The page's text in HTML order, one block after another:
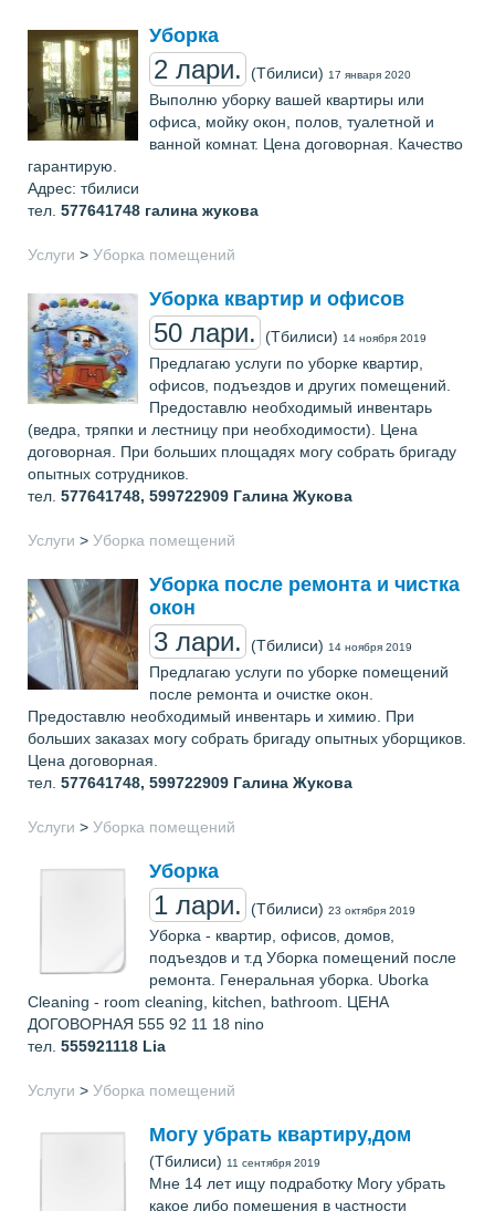
Уборка
2 лари. (Тбилиси) 17 января 2020
Выполню уборку вашей квартиры или
офиса, мойку окон, полов, туалетной и
ванной комнат. Цена договорная. Качество
гарантирую.
Адрес: тбилиси
тел. 577641748 галина жукова
Услуги > Уборка помещений
Уборка квартир и офисов
50 лари. (Тбилиси) 14 ноября 2019
Предлагаю услуги по уборке квартир,
офисов, подъездов и других помещений.
Предоставлю необходимый инвентарь
(ведра, тряпки и лестницу при необходимости). Цена
договорная. При больших площадях могу собрать бригаду
опытных сотрудников.
тел. 577641748, 599722909 Галина Жукова
Услуги > Уборка помещений
Уборка после ремонта и чистка
окон
3 лари. (Тбилиси) 14 ноября 2019
Предлагаю услуги по уборке помещений
после ремонта и очистке окон.
Предоставлю необходимый инвентарь и химию. При
больших заказах могу собрать бригаду опытных уборщиков.
Цена договорная.
тел. 577641748, 599722909 Галина Жукова
Услуги > Уборка помещений
Уборка
1 лари. (Тбилиси) 23 октября 2019
Уборка - квартир, офисов, домов,
подъездов и т.д Уборка помещений после
ремонта. Генеральная уборка. Uborka
Cleaning - room cleaning, kitchen, bathroom. ЦЕНА
ДОГОВОРНАЯ 555 92 11 18 nino
тел. 555921118 Lia
Услуги > Уборка помещений
Могу убрать квартиру,дом
(Тбилиси) 11 сентября 2019
Мне 14 лет ищу подработку Могу убрать
какое либо помешения в частности